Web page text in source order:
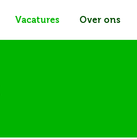
Vacatures Over ons